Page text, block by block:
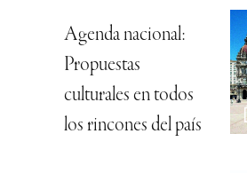
Agenda nacional:
Propuestas
culturales en todos
los rincones del país